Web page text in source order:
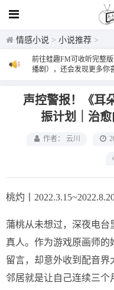
情感小说 > 小说推荐 >
前往蛙趣FM可收听完整
播剧），还会发现更多你
声控警报！《耳
振计划｜治
作者： 云川
桃灼丨
蒲桃从未想过，深夜电台
真人。作为游戏原画师的
留言，却意外收到配音界
邻居就是让自己连续三个